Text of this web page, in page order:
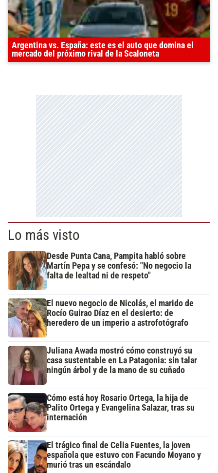
Argentina vs. España: este es el auto que domina el
mercado del próximo rival de la Scaloneta
Lo más visto
Desde Punta Cana, Pampita habló sobre
Martín Pepa y se confesó: "No negocio la
falta de lealtad ni de respeto"
El nuevo negocio de Nicolás, el marido de
Rocío Guirao Díaz en el desierto: de
heredero de un imperio a astrofotógrafo
Juliana Awada mostró cómo construyó su
casa sustentable en La Patagonia: sin talar
ningún árbol y de la mano de su cuñado
Cómo está hoy Rosario Ortega, la hija de
Palito Ortega y Evangelina Salazar, tras su
internación
El trágico final de Celia Fuentes, la joven
española que estuvo con Facundo Moyano y
murió tras un escándalo